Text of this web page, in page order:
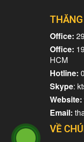
Office:
Office:
HCM
Hotline:
Skype:
Website:
Email:
VỀ